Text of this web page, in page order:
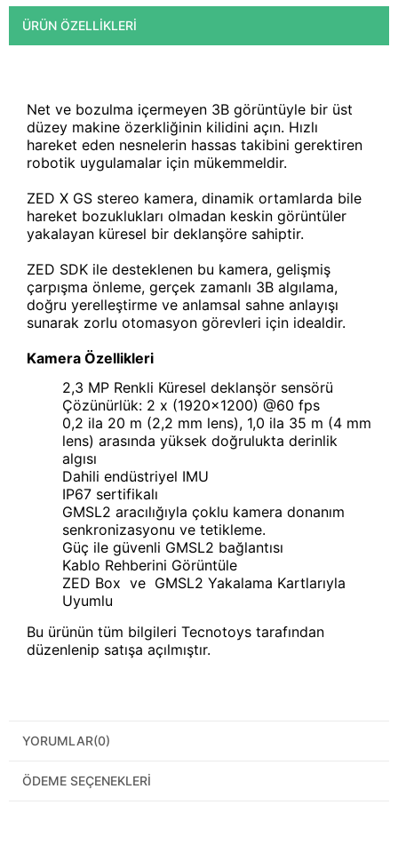
ÜRÜN ÖZELLIKLERI
Net ve bozulma içermeyen 3B görüntüyle bir üst
düzey makine özerkliğinin kilidini açın. Hızlı
hareket eden nesnelerin hassas takibini gerektiren
robotik uygulamalar için mükemmeldir.
ZED X GS stereo kamera, dinamik ortamlarda bile
hareket bozuklukları olmadan keskin görüntüler
yakalayan küresel bir deklanşöre sahiptir.
ZED SDK ile desteklenen bu kamera, gelişmiş
çarpışma önleme, gerçek zamanlı 3B algılama,
doğru yerelleştirme ve anlamsal sahne anlayışı
sunarak zorlu otomasyon görevleri için idealdir.
Kamera Özellikleri
2,3 MP Renkli Küresel deklanşör sensörü
Çözünürlük: 2 x (1920x1200) @60 fps
0,2 ila 20 m (2,2 mm lens), 1,0 ila 35 m (4 mm
lens) arasında yüksek doğrulukta derinlik
algısı
Dahili endüstriyel IMU
IP67 sertifikalı
GMSL2 aracılığıyla çoklu kamera donanım
senkronizasyonu ve tetikleme.
Güç ile güvenli GMSL2 bağlantısı
Kablo Rehberini Görüntüle
ZED Box ve GMSL2 Yakalama Kartlarıyla
Uyumlu
Bu ürünün tüm bilgileri Tecnotoys tarafından
düzenlenip satışa açılmıştır.
YORUMLAR(0)
ÖDEME SEÇENEKLERI